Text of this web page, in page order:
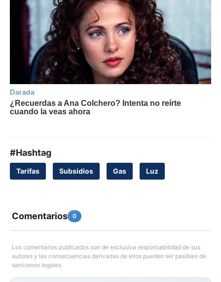
#Hashtag
Tarifas Subsidios Gas Luz
Comentarios 0
Los comentarios publicados son de exclusiva responsabilidad de sus
autores y las consecuencias derivadas de ellos pueden ser pasibles de
sanciones legales.